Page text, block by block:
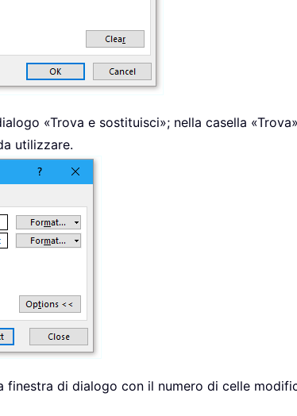
«Trova e sostituisci»; nella casella
utilizzare.
finestra di dialogo con il numero di celle